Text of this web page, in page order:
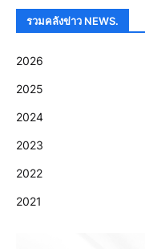
รวมคลังข่าว NEWS.
2026
2025
2024
2023
2022
2021